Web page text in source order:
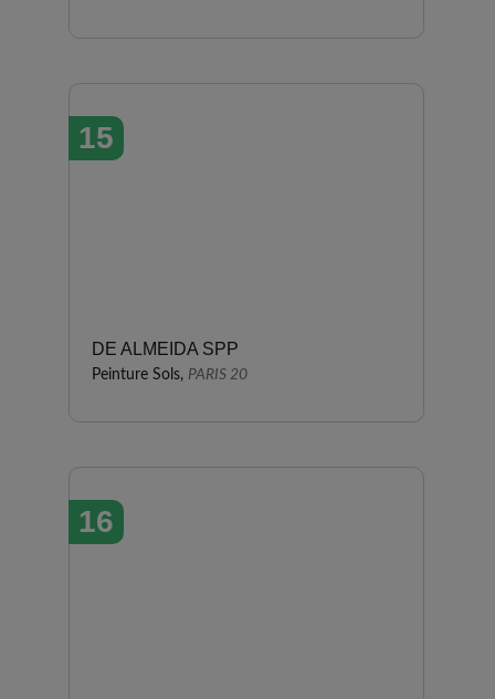
15
DE ALMEIDA SPP
Peinture Sols, PARIS 20
16